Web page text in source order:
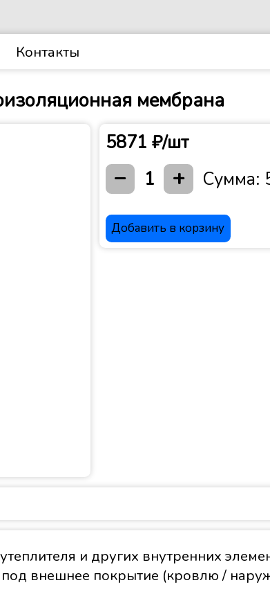
Контакты
мембрана
5871 ₽/шт
− 1 + Сумма:
Добавить в корзину
и других внутренних
внешнее покрытие (кровлю /